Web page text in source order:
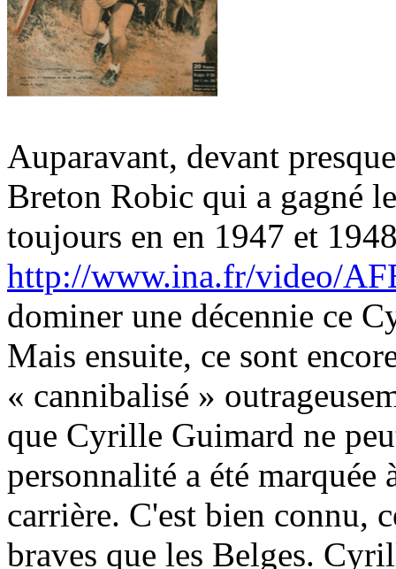
Auparavant, devant
Breton Robic qui a gagné
toujours en en 1947 et
http://www.ina.fr/video/
dominer une décennie ce
Mais ensuite, ce sont
« cannibalisé »
que Cyrille Guimard ne
personnalité a été marquée
carrière. C'est bien connu,
braves que les Belges.